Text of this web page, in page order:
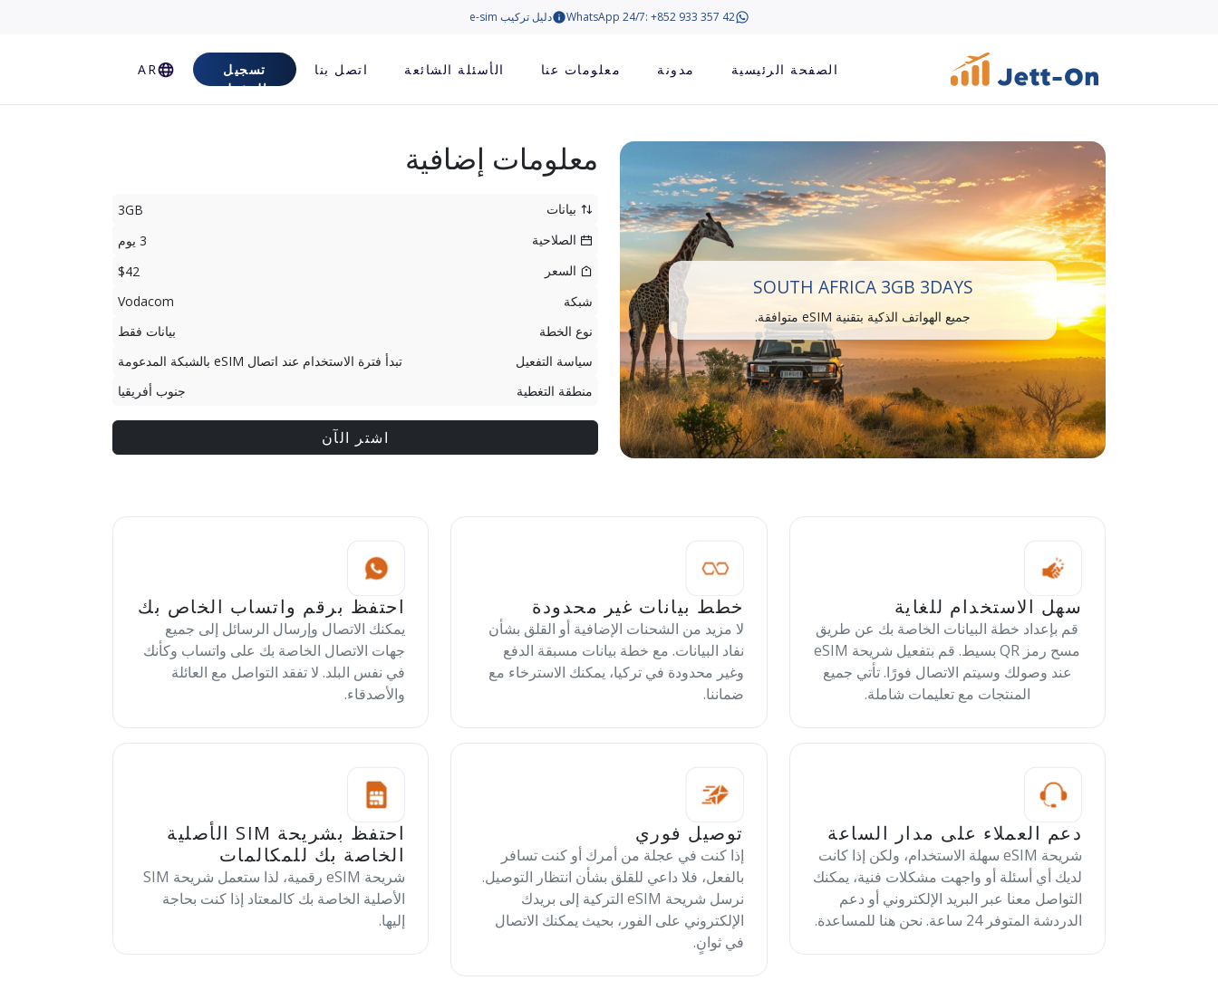
WhatsApp 24/7: +852 933 357 42 دليل تركيب e-sim
الصفحة الرئيسية مدونة معلومات عنا الأسئلة الشائعة اتصل بنا
تسجيل
الدخول
AR
SOUTH AFRICA 3GB 3DAYS
جميع الهواتف الذكية بتقنية eSIM متوافقة.
معلومات إضافية
بيانات
3GB
الصلاحية
3 يوم
السعر
$42
شبكة
Vodacom
نوع الخطة
بيانات فقط
سياسة التفعيل
تبدأ فترة الاستخدام عند اتصال eSIM بالشبكة المدعومة
منطقة التغطية
جنوب أفريقيا
اشتر الآن
سهل الاستخدام للغاية
قم بإعداد خطة البيانات الخاصة بك عن طريق
مسح رمز QR بسيط. قم بتفعيل شريحة eSIM
عند وصولك وسيتم الاتصال فورًا. تأتي جميع
المنتجات مع تعليمات شاملة.
خطط بيانات غير محدودة
لا مزيد من الشحنات الإضافية أو القلق بشأن
نفاد البيانات. مع خطة بيانات مسبقة الدفع
وغير محدودة في تركيا، يمكنك الاسترخاء مع
ضماننا.
احتفظ برقم واتساب الخاص بك
يمكنك الاتصال وإرسال الرسائل إلى جميع
جهات الاتصال الخاصة بك على واتساب وكأنك
في نفس البلد. لا تفقد التواصل مع العائلة
والأصدقاء.
دعم العملاء على مدار الساعة
شريحة eSIM سهلة الاستخدام، ولكن إذا كانت
لديك أي أسئلة أو واجهت مشكلات فنية، يمكنك
التواصل معنا عبر البريد الإلكتروني أو دعم
الدردشة المتوفر 24 ساعة. نحن هنا للمساعدة.
توصيل فوري
إذا كنت في عجلة من أمرك أو كنت تسافر
بالفعل، فلا داعي للقلق بشأن انتظار التوصيل.
نرسل شريحة eSIM التركية إلى بريدك
الإلكتروني على الفور، بحيث يمكنك الاتصال
في ثوانٍ.
احتفظ بشريحة SIM الأصلية
الخاصة بك للمكالمات
شريحة eSIM رقمية، لذا ستعمل شريحة SIM
الأصلية الخاصة بك كالمعتاد إذا كنت بحاجة
إليها.